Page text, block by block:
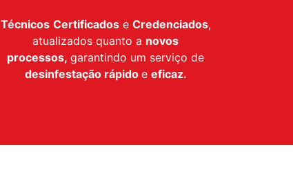
Técnicos Certificadose Credenciados,
atualizados quanto a novos
processos, garantindo um serviço de
desinfestaçãorápido e eficaz.